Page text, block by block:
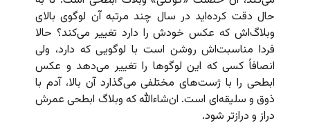
حال دقت کرده‌اید در سال چند مرتبه آن لوگوی بالای
وبلاگ‌اش که عکس خودش را دارد تغییر می‌کند؟ حالا
فردا مناسبت‌اش روشن است با لوگویی که دارد، ولی
انصافاً کسی که این لوگوها را تغییر می‌دهد و عکس
ابطحی را با ژست‌های مختلفی می‌گذارد آن بالا، آدم با
ذوق و سلیقه‌ای است. ان‌شاء‌الله که وبلاگ ابطحی عمرش
دراز و درازتر شود.